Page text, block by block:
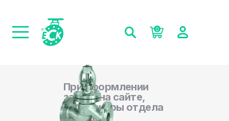
0
При оформлении
заказа на сайте,
менеджеры отдела
продаж